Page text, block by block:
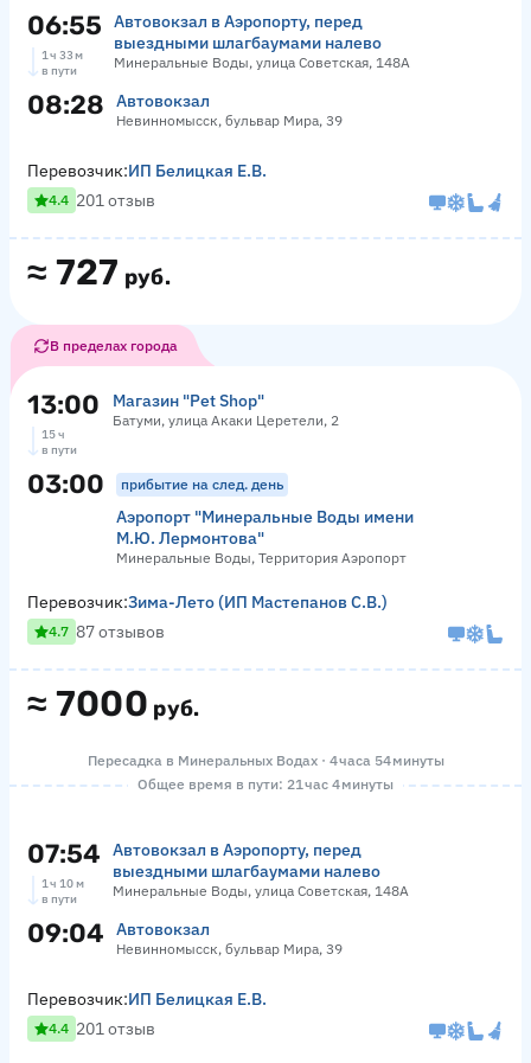
06:55
Автовокзал в Аэропорту, перед
выездными шлагбаумами налево
Минеральные Воды, улица Советская, 148А
1 ч 33 м
в пути
08:28 Автовокзал
Невинномысск, бульвар Мира, 39
≈ 727 руб.
Перевозчик:ИП Белицкая Е.В.
4.4 201 отзыв
В пределах города
13:00 Магазин "Pet Shop"
Батуми, улица Акаки Церетели, 2
15 ч
в пути
03:00 прибытие на след. день
Аэропорт "Минеральные Воды имени
М.Ю. Лермонтова"
Минеральные Воды, Территория Аэропорт
≈ 7000 руб.
Перевозчик:Зима-Лето (ИП Мастепанов С.В.)
4.7 87 отзывов
Пересадка в Минеральных Водах · 4 часа 54 минуты
Общее время в пути: 21 час 4 минуты
07:54
Автовокзал в Аэропорту, перед
выездными шлагбаумами налево
Минеральные Воды, улица Советская, 148А
1 ч 10 м
в пути
09:04 Автовокзал
Невинномысск, бульвар Мира, 39
Перевозчик:ИП Белицкая Е.В.
4.4 201 отзыв